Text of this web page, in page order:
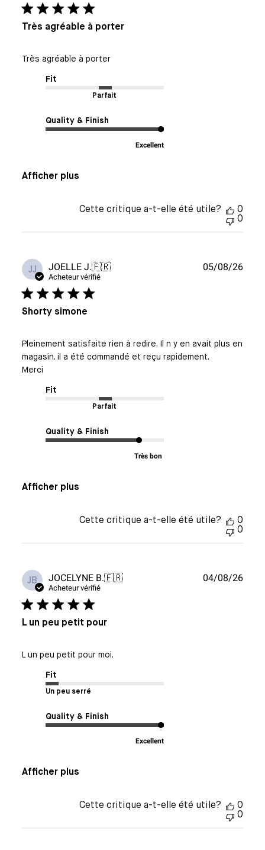
Très agréable à porter
Très agréable à porter
Fit
Parfait
Quality & Finish
Excellent
Afficher plus
Cette critique a-t-elle été utile?
0
0
JJ JOELLE J.🇫🇷
Acheteur vérifié
Shorty simone
Pleinement satisfaite rien à redire. Il n y en avait plus en
magasin. il a été commandé et reçu rapidement.
Merci
Fit
Parfait
Quality & Finish
Très bon
Afficher plus
Date
05/08/26
Cette critique a-t-elle été utile?
0
0
JB JOCELYNE B.🇫🇷
Acheteur vérifié
L un peu petit pour
L un peu petit pour moi.
Fit
Un peu serré
Quality & Finish
Excellent
Afficher plus
Date
04/08/26
Cette critique a-t-elle été utile?
0
0